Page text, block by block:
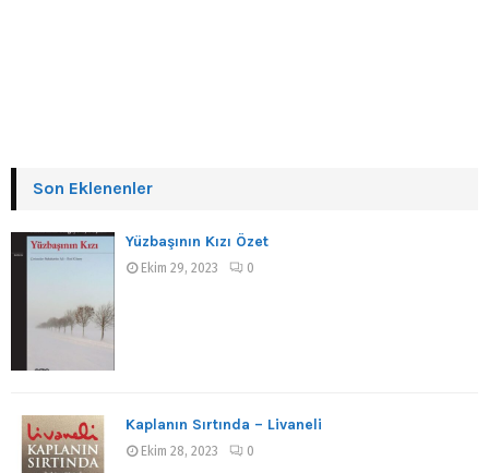
Son Eklenenler
Yüzbaşının Kızı Özet
Ekim 29, 2023 0
Kaplanın Sırtında – Livaneli
Ekim 28, 2023 0